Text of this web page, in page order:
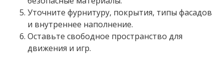
Уточните фурнитуру, покрытия, типы фасадов
и внутреннее наполнение.
Оставьте свободное пространство для
движения и игр.